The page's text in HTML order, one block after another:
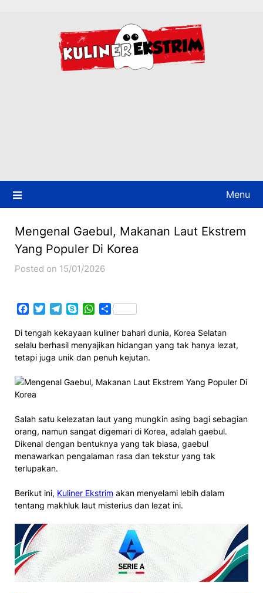
Menu
Mengenal Gaebul, Makanan Laut Ekstrem
Yang Populer Di Korea
Posted on 15/01/2026
Facebook
TwitterTelegram
SkypeWhatsApp
Share
​Di tengah kekayaan kuliner bahari dunia, Korea Selatan
selalu berhasil menyajikan hidangan yang tak hanya lezat,
tetapi juga unik dan penuh kejutan.​
Salah satu kelezatan laut yang mungkin asing bagi sebagian
orang, namun sangat digemari di Korea, adalah gaebul.
Dikenal dengan bentuknya yang tak biasa, gaebul
menawarkan pengalaman rasa dan tekstur yang tak
terlupakan.
Berikut ini, Kuliner Ekstrim akan menyelami lebih dalam
tentang makhluk laut misterius dan lezat ini.